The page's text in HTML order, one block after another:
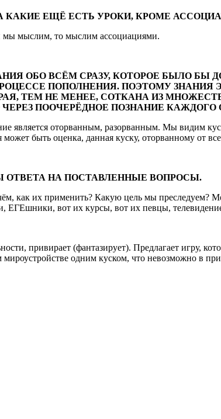
КАКИЕ ЕЩЁ ЕСТЬ УРОКИ, КРОМЕ
мы мыслим, то мыслим ассоциациями.
ОБО ВСЁМ СРАЗУ, КОТОРОЕ БЫЛО
ПОПОЛНЕНИЯ. ПОЭТОМУ
ТЕМ НЕ МЕНЕЕ, СОТКАНА ИЗ
ПООЧЕРЁДНОЕ ПОЗНАНИЕ КАЖДОГО
оторванным, разорванным. Мы видим
быть оценка, данная куску, оторванному от
ОТВЕТА НА ПОСТАВЛЕННЫЕ ВОПРОСЫ.
как их применить? Какую цель мы преследуем?
ЕГЕшники, вот их курсы, вот их певцы,
привирает (фантазирует). Предлагает игру,
мироустройстве одним куском, что невозможно в